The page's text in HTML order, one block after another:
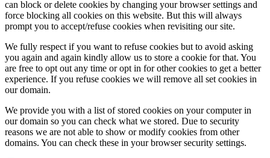
can block or delete cookies by changing your browser settings and
force blocking all cookies on this website. But this will always
prompt you to accept/refuse cookies when revisiting our site.
We fully respect if you want to refuse cookies but to avoid asking
you again and again kindly allow us to store a cookie for that. You
are free to opt out any time or opt in for other cookies to get a better
experience. If you refuse cookies we will remove all set cookies in
our domain.
We provide you with a list of stored cookies on your computer in
our domain so you can check what we stored. Due to security
reasons we are not able to show or modify cookies from other
domains. You can check these in your browser security settings.